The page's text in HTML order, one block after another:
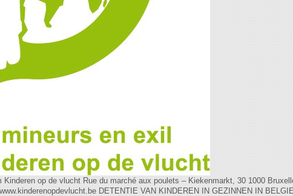
mag verblijven. Het beveelt de persoon/het gezin binnen een bepaalde termijn (30 dagen) terug te keren naar het land van herkomst of naar een derde land waar de persoon/het gezin een verblijfsrecht heeft. Er kan een Belgisch of Europees inreisverbod aan gekoppeld worden. Bevel tot terugdrijving (BTT): Dienst Vreemdelingenzaken vaardigt dit bevel uit aan personen of gezinnen die niet voldoen aan de voorwaarden om het grondgebied te betreden (zich aan de grens bevinden) en moeten worden teruggedreven. Bevel tot vasthouding (BTV): Met dit bevel vaardigt de Dienst Vreemdelingenzaken het bevel uit dat een persoon of gezin vastgehouden moet worden in een gesloten centrum, desgevallend een terugkeerwoning. Gesloten centrum: Dit zijn detentiecentra beheerd door de Dienst Vreemdelingenzaken waar mensen aan de grens en/of op het grondgbied vastgehouden worden. Er zijn momenteel 5 centra: transitcentrum Caricole, repatriëringscentrum 127bis, centrum voor illegalen Merksplas, centrum voor illegalen Brugge en centrum voor illegalen Vottem. Gesloten unit: Dit zijn eengezinswoningen die zich op het grondgebied van het gesloten centrum 127bis bevinden en waarin Dienst Vreemdelingen gezinnen met kinderen vasthoudt. Deze worden momenteel gebouwd. Synoniem: gesloten gezinsunit, gesloten woonunit. INAD-centra: Dit zijn detentiecentra, ingeplant in de gebouwen van de nationale luchthavens, die dienen voor de opvang van vreemdelingen aan wie de toegang tot het grondgebied werd geweigerd, in afwachting van hun terugdrijving naar het land van inscheping, voor zover ze geen asielverzoek hebben ingediend. Open terugkeercentrum (Holsbeek): In dit centrum van de Dienst Vreemdelingenzaken werden van 2013 tot 2015 gezinnen zonder wettig verblijf opgevangen op basis van het Koninklijk Besluit van 24 juni 2004. Dit KB stelt dat België kinderen zonder wettig verblijf en hun ouders moet opvangen wanneer de kinderen (het kind) behoeftig is en de ouders niet in staat zijn om hun onderhoudsplicht na te komen. Dit is geen detentie. Open terugkeerplaats: Dit zijn plaatsen die zich in de opvangstructuren van Fedasil bevinden, waar afgewezen asielzoekers door Fedasil en Dienst Vreemdelingenzaken naar de terugkeer worden begeleid. Dit is geen detentie. Zie www.fedasil.be voor meer informatie. SEFOR: Een project van Dienst Vreemdelingenzaken dat de terugkeer opvolgt van mensen die zich buiten de opvangstructuren bevinden. De SEFOR-ambtenaren gaan na of mensen zonder wettig verblijf het grondgebied verlieten. SEFOR wil antwoorden op vragen, mensen naar de vrijwillige terugkeer begeleiden en mensen voor de gedwongen terugkeer identificeren. ‘SEFOR' staat voor: 'Sensibilisering', 'Follow -up' en 'Return'. Zie www.sefor.be voor meer informatie. Terugkeertraject: Via het terugkeertraject informeert en begeleidt Fedasil asielzoekers van wie de aanvraag werd afgewezen. Zie www.fedasil.be voor meer informatie. Terugkeerwoning: In deze eengezinswoningen houdt de Dienst Vreemdelingenzaken gezinnen met minderjarige kinderen vast. De woningen bevinden zich niet op het terein van gesloten centra (zie ‘gesloten unit'), maar in verschillende Belgische gemeenten. Synoniemen: FITT-woningen, Turtelhuisjes, open woonunits, open gezinsunit. 0. VERKLARENDE TERMENLIJST _ 3 I. WAAROM DIT RAPPORT? _ 8 II. LIMIETEN VAN HET RAPPORT 9 III. METHODOLOGIE 9 IV. STRUCTUUR VAN HET RAPPORT _ 10 2. WAT IS DETENTIE EN WAT ZIJN MOGELIJKE ALTERNATIEVEN? _ 11 I. DEFINITIES 11 A. DE CENTRALE BEGRIPPEN ‘WILLEKEUR', ‘NOODZAKELIJKHEID', ‘PROPORTIONALITEIT' EN ‘KWETSBAARHEID' _ 15 II. OVERZICHT VAN HET INTERNATIONAAL, EUROPEES EN BELGISCH WETTELIJK EN NORMATIEF KADER _ 20 HET INTERNATIONAAL EN EUROPEES WETTELIJK EN NORMATIEF KADER _ 20 HET HOGER BELANG VAN HET KIND 24 HET NATIONAAL WETTELIJK KADER 25 III. OVERZICHT VAN DETENTIE EN ALTERNATIEVEN VOOR DETENTIE IN BELGIË 30 IV. BESLUIT _ 32 3. DETENTIE IN EEN GESLOTEN CENTRUM _ 33 I. DE GESLOTEN WOONUNITS _ 33 A. HET WETTELIJK KADER 35 WAARAAN KUNNEN WE ONS VERWACHTEN? _ 36 BEDENKINGEN VAN HET PLATFORM KINDEREN OP DE VLUCHT _ 37 II. KORTE DETENTIE BIJ AANKOMST EN BIJ VERTREK 44 KORTE DETENTIE BIJ AANKOMST (‘AAN DE GRENS') _ 44 KORTE DETENTIE VOOR VERTREK _ 48 III. BESLUIT _ 50 4. ALTERNATIEVEN VOOR DETENTIE VOOR GEZINNEN MET MINDERJARIGE KINDEREN _ 51 IV. PREVENTIEVE MAATREGELEN OM VERDWIJNINGEN TEGEN TE GAAN 52 A. HET WETTELIJK KADER 52 DE IMPLEMENTATIE 53 V. TERUGKEERWONINGEN, ‘FITT'-WONINGEN OF ‘OPEN WOONUNITS' 54 HET WETTELIJK KADER 54 DE INFRASTRUCTUUR, DE KOSTPRIJS EN HET REGIME 55 DOELGROEP EN CIJFERS _ 56 DE BEGELEIDING DOOR DE TERUGKEERCOACHES _ 61 BEDENKINGEN VAN HET PLATFORM _ 62 VI. WONEN IN DE EIGEN WONING IN AFWACHTING VAN DE VRIJWILLIGE TERUGKEER _ 74 HET WETTELIJK KADER 75 DE IMPLEMENTATIE 77 BEDENKINGEN VAN HET PLATFORM KINDEREN OP DE VLUCHT _ 80 5. HET